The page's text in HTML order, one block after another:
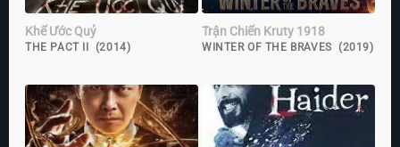
Khế Ước Quỷ
THE PACT II (2014)
Trận Chiến Kruty 1918
WINTER OF THE BRAVES (2019)